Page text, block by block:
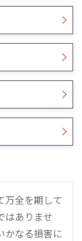
万全を期して
はありませ
かなる損害に